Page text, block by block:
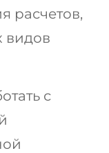
расчетов,
видов
с